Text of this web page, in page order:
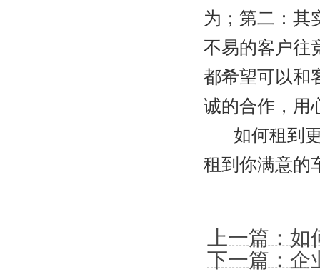
为；第二：其
不易的客户往
都希望可以和
诚的合作，用
如何租到更
租到你满意的
上一篇：
下一篇：企